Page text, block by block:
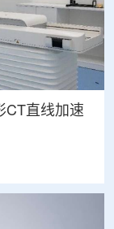
CT直线加速